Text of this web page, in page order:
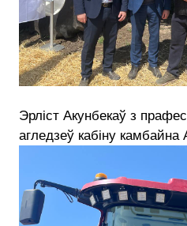
Эрліст Акунбекаў з
агледзеў кабіну